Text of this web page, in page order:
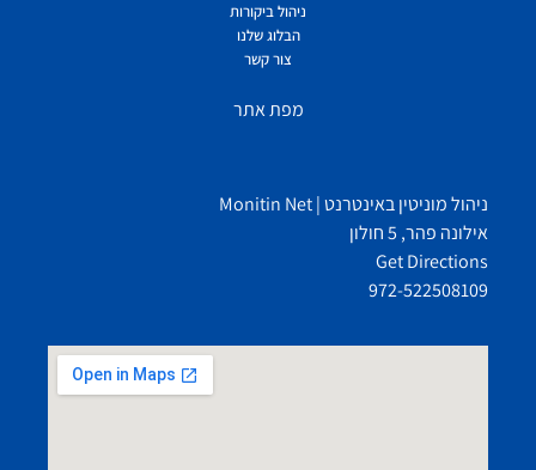
ניהול ביקורות
הבלוג שלנו
צור קשר
מפת אתר
ניהול מוניטין באינטרנט | Monitin Net
אילונה פהר, 5 חולון
Get Directions
972-522508109